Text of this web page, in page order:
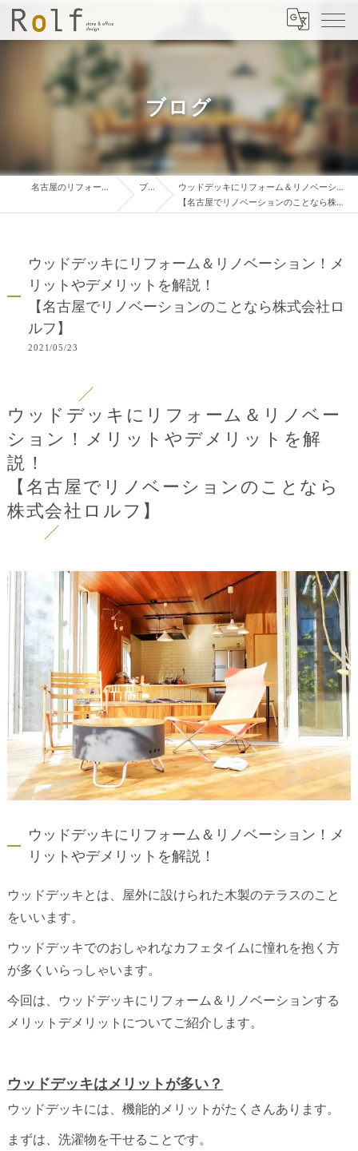
ブログ
名古屋のリフォームは株式会社ロルフ ブログ
ウッドデッキにリフォーム＆リノベーション！メリットやデメリットを解説！
【名古屋でリノベーションのことなら株式会社ロルフ】
ウッドデッキにリフォーム＆リノベーション！メ
リットやデメリットを解説！
【名古屋でリノベーションのことなら株式会社ロ
ルフ】
2021/05/23
ウッドデッキにリフォーム＆リノベー
ション！メリットやデメリットを解
説！
【名古屋でリノベーションのことなら
株式会社ロルフ】
ウッドデッキにリフォーム＆リノベーション！メ
リットやデメリットを解説！
ウッドデッキとは、屋外に設けられた木製のテラスのこと
をいいます。
ウッドデッキでのおしゃれなカフェタイムに憧れを抱く方
が多くいらっしゃいます。
今回は、ウッドデッキにリフォーム＆リノベーションする
メリットデメリットについてご紹介します。
ウッドデッキはメリットが多い？
ウッドデッキには、機能的メリットがたくさんあります。
まずは、洗濯物を干せることです。